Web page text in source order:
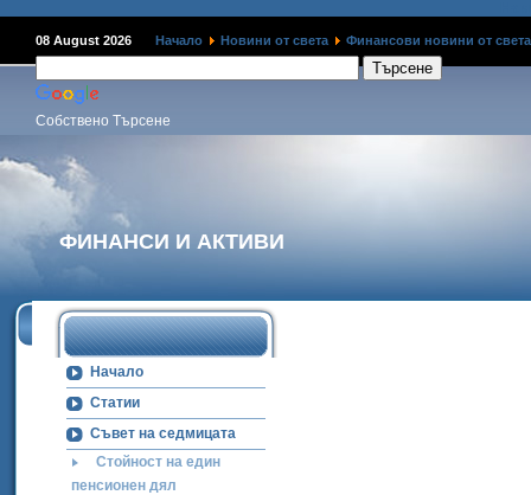
08 August 2026 Начало Новини от света Финансови новини от света
Собствено Търсене
ФИНАНСИ И АКТИВИ
Начало
Статии
Съвет на седмицата
Стойност на един
пенсионен дял